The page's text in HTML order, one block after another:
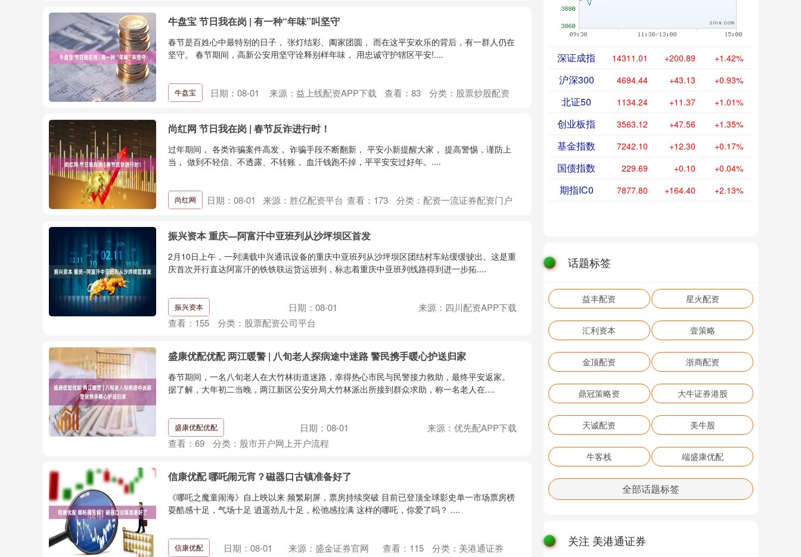
牛盘宝 节日我在岗 | 有一种“年味”叫坚守
春节是百姓心中最特别的日子， 张灯结彩、阖家团圆， 而在这平安欢乐的背后，有一群人仍在
坚守。 春节期间，高新公安用坚守诠释别样年味， 用忠诚守护辖区平安!....
牛盘宝 日期：08-01 来源：益上线配资APP下载 查看： 83 分类： 股票炒股配资
尚红网 节日我在岗 | 春节反诈进行时！
过年期间， 各类诈骗案件高发， 诈骗手段不断翻新， 平安小新提醒大家， 提高警惕，谨防上
当， 做到不轻信、不透露、不转账， 血汗钱跑不掉，平平安安过好年。....
尚红网 日期：08-01 来源：胜亿配资平台 查看： 173 分类：配资一流证券配资门户
振兴资本 重庆—阿富汗中亚班列从沙坪坝区首发
2月10日上午，一列满载中兴通讯设备的重庆中亚班列从沙坪坝区团结村车站缓缓驶出。这是重
庆首次开行直达阿富汗的铁铁联运货运班列，标志着重庆中亚班列线路得到进一步拓....
振兴资本 日期：08-01
来源：四川配资APP下载
查看： 155 分类： 股票配资公司平台
盛康优配优配 两江暖警 | 八旬老人探病途中迷路 警民携手暖心护送归家
春节期间，一名八旬老人在大竹林街道迷路，幸得热心市民与民警接力救助，最终平安返家。
据了解，大年初二当晚，两江新区公安分局大竹林派出所接到群众求助，称一名老人在....
盛康优配优配 日期：08-01
来源：优先配APP下载
查看： 69 分类： 股市开户网上开户流程
信康优配 哪吒闹元宵？磁器口古镇准备好了
《哪吒之魔童闹海》自上映以来 频繁刷屏，票房持续突破 目前已登顶全球影史单一市场票房榜
耍酷感十足，气场十足 逍遥劲儿十足，松弛感拉满 这样的哪吒，你爱了吗？ ....
信康优配 日期：08-01 来源：盛金证券官网 查看： 115 分类： 美港通证券
深证成指 14311.01 +200.89 +1.42%
沪深300 4694.44 +43.13 +0.93%
北证50 1134.24 +11.37 +1.01%
创业板指 3563.12 +47.56 +1.35%
基金指数 7242.10 +12.30 +0.17%
国债指数 229.69 +0.10 +0.04%
期指IC0 7877.80 +164.40 +2.13%
话题标签
益丰配资 星火配资
汇利资本 壹策略
金顶配资 浙商配资
鼎冠策略资 大牛证券港股
天诚配资 美牛股
牛客栈 端盛康优配
全部话题标签
关注 美港通证券